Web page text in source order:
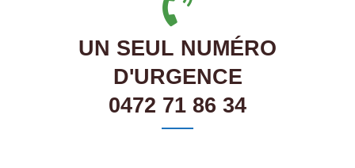
UN SEUL NUMÉRO
D'URGENCE
0472 71 86 34